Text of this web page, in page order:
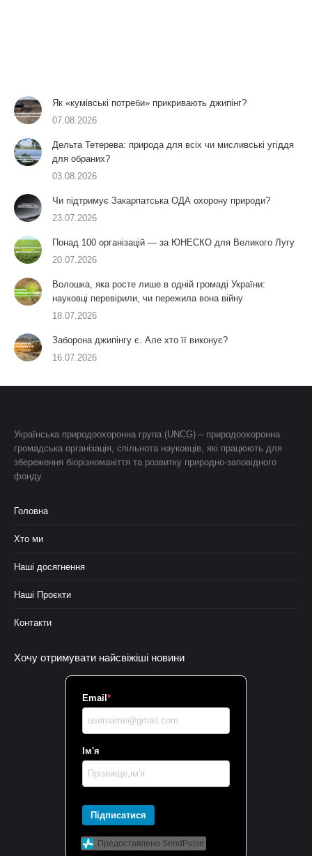
Як «кумівські потреби» прикривають джипінг?
07.08.2026
Дельта Тетерева: природа для всіх чи мисливські угіддя
для обраних?
03.08.2026
Чи підтримує Закарпатська ОДА охорону природи?
23.07.2026
Понад 100 організацій — за ЮНЕСКО для Великого Лугу
20.07.2026
Волошка, яка росте лише в одній громаді України:
науковці перевірили, чи пережила вона війну
18.07.2026
Заборона джипінгу є. Але хто її виконує?
16.07.2026
Українська природоохоронна група (UNCG) – природоохоронна
громадська організація, спільнота науковців, які працюють для
збереження біорізноманіття та розвитку природно-заповідного
фонду.
Головна
Хто ми
Наші досягнення
Наші Проєкти
Контакти
Хочу отримувати найсвіжіші новини
Email *
Ім'я
Підписатися
Предоставлено SendPulse